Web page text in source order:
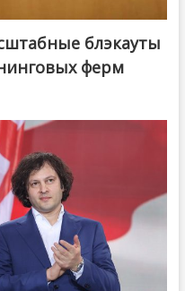
блэкауты
ферм